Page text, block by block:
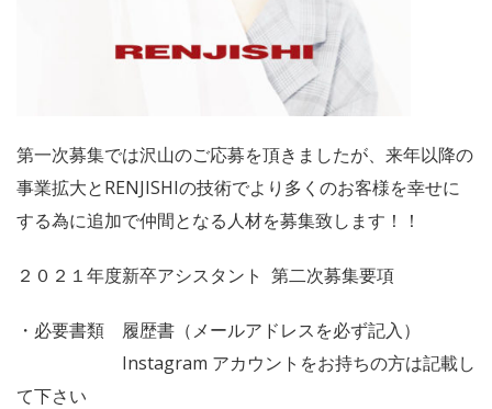
第一次募集では沢山のご応募を頂きましたが、来年以降の
事業拡大とRENJISHIの技術でより多くのお客様を幸せに
する為に追加で仲間となる人材を募集致します！！
２０２１年度新卒アシスタント 第二次募集要項
・必要書類 履歴書（メールアドレスを必ず記入）
Instagram アカウントをお持ちの方は記載し
て下さい